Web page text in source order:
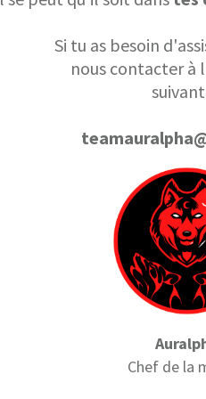
Si tu as besoin
nous contacter à
Chef de la